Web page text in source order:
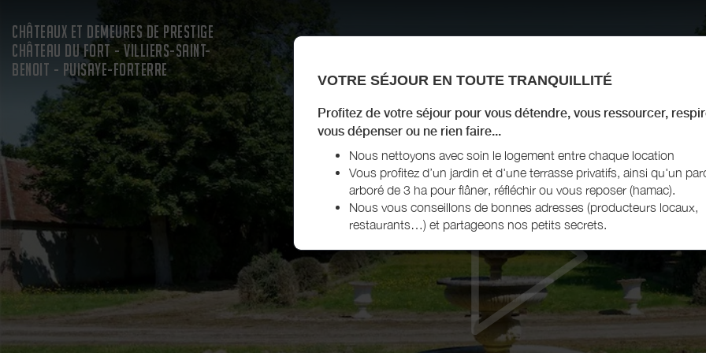
CHÂTEAUX ET DEMEURES DE PRESTIGE
CHÂTEAU DU FORT - VILLIERS-SAINT-
BENOIT - PUISAYE-FORTERRE
VOTRE SÉJOUR EN TOUTE TRANQUILLITÉ
Profitez de votre séjour pour vous détendre, vous ressourcer,
vous dépenser ou ne rien faire...
Nous nettoyons avec soin le logement entre chaque location
Vous profitez d’un jardin et d'une terrasse privatifs, ainsi qu'un
arboré de 3 ha pour flâner, réfléchir ou vous reposer (hamac).
Nous vous conseillons de bonnes adresses (producteurs locaux,
restaurants…) et partageons nos petits secrets.